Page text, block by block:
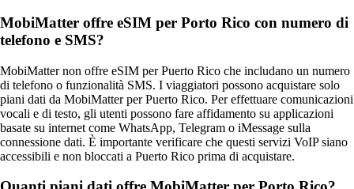
MobiMatter offre eSIM per Porto Rico con numero di
telefono e SMS?
MobiMatter non offre eSIM per Puerto Rico che includano un numero
di telefono o funzionalità SMS. I viaggiatori possono acquistare solo
piani dati da MobiMatter per Puerto Rico. Per effettuare comunicazioni
vocali e di testo, gli utenti possono fare affidamento su applicazioni
basate su internet come WhatsApp, Telegram o iMessage sulla
connessione dati. È importante verificare che questi servizi VoIP siano
accessibili e non bloccati a Puerto Rico prima di acquistare.